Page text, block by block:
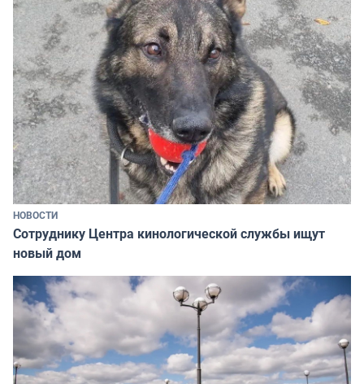
НОВОСТИ
Сотруднику Центра кинологической службы ищут
новый дом